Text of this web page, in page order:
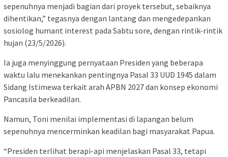
sepenuhnya menjadi bagian dari proyek tersebut, sebaiknya
dihentikan,” tegasnya dengan lantang dan mengedepankan
sosiolog humant interest pada Sabtu sore, dengan rintik-rintik
hujan (23/5/2026).
Ia juga menyinggung pernyataan Presiden yang beberapa
waktu lalu menekankan pentingnya Pasal 33 UUD 1945 dalam
Sidang Istimewa terkait arah APBN 2027 dan konsep ekonomi
Pancasila berkeadilan.
Namun, Toni menilai implementasi di lapangan belum
sepenuhnya mencerminkan keadilan bagi masyarakat Papua.
“Presiden terlihat berapi-api menjelaskan Pasal 33, tetapi